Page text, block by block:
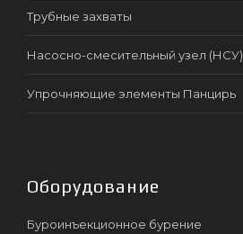
Трубные захваты
Насосно-смесительный узел (НСУ)
Упрочняющие элементы Панцирь
Оборудование
Буроинъекционное бурение